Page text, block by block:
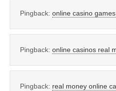
Pingback: online casino
Pingback: online casinos real
Pingback: real money online